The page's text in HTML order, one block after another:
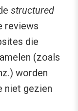
structured
reviews
die
(zoals
worden
niet gezien